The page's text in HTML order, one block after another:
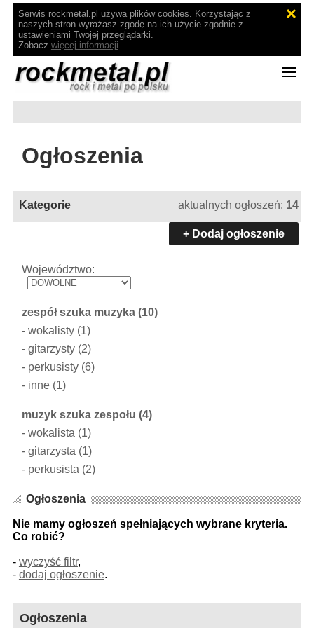
Serwis rockmetal.pl używa plików cookies. Korzystając z
naszych stron wyrażasz zgodę na ich użycie zgodnie z
ustawieniami Twojej przeglądarki.
Zobacz więcej informacji.
Ogłoszenia
Kategorie aktualnych ogłoszeń: 14
+ Dodaj ogłoszenie
Województwo:
zespół szuka muzyka (10)
-wokalisty (1)
-gitarzysty (2)
- perkusisty (6)
- inne (1)
muzyk szuka zespołu (4)
-wokalista (1)
-gitarzysta (1)
- perkusista (2)
Ogłoszenia
Nie mamy ogłoszeń spełniających wybrane kryteria.
Co robić?
- wyczyść filtr,
- dodaj ogłoszenie.
Ogłoszenia